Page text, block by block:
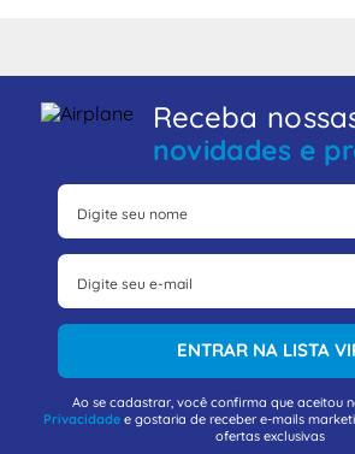
Receba
novidades e
ENTRAR NA LISTA
Ao se cadastrar, você confirma que aceitou
Privacidadee gostaria de receber e-mails
ofertas exclusivas